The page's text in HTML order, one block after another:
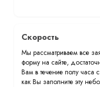
Скорость
Мы рассматриваем все
форму на сайте,
Вам в течение полу часа
как Вы заполните эту